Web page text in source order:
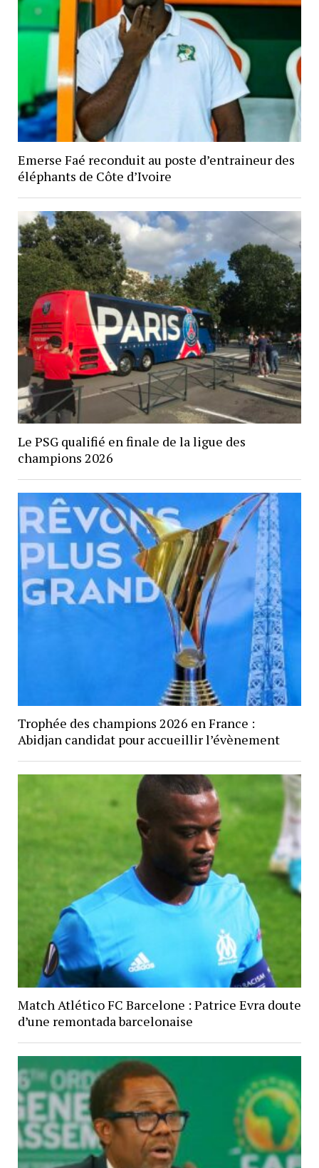
Emerse Faé reconduit au poste d’entraineur des
éléphants de Côte d’Ivoire
Le PSG qualifié en finale de la ligue des
champions 2026
Trophée des champions 2026 en France :
Abidjan candidat pour accueillir l’évènement
Match Atlético FC Barcelone : Patrice Evra doute
d’une remontada barcelonaise